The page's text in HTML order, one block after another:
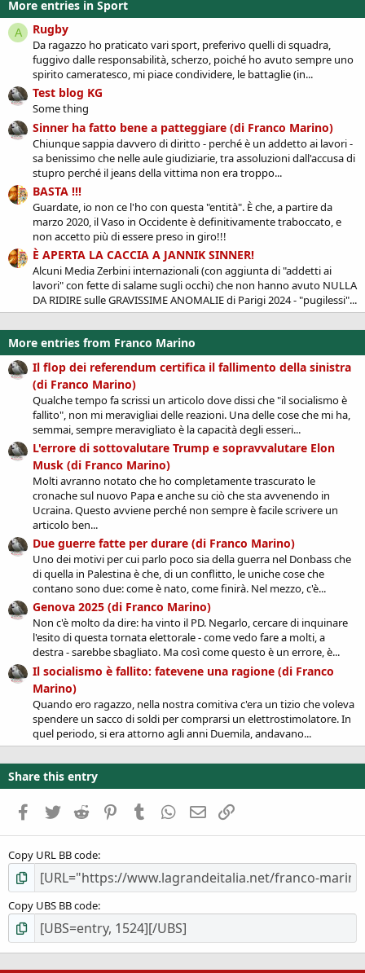
More entries in Sport
A Rugby
Da ragazzo ho praticato vari sport, preferivo quelli di squadra,
fuggivo dalle responsabilità, scherzo, poiché ho avuto sempre uno
spirito cameratesco, mi piace condividere, le battaglie (in...
Test blog KG
Some thing
Sinner ha fatto bene a patteggiare (di Franco Marino)
Chiunque sappia davvero di diritto - perché è un addetto ai lavori -
sa benissimo che nelle aule giudiziarie, tra assoluzioni dall'accusa di
stupro perché il jeans della vittima non era troppo...
BASTA !!!
Guardate, io non ce l'ho con questa "entità". È che, a partire da
marzo 2020, il Vaso in Occidente è definitivamente traboccato, e
non accetto più di essere preso in giro!!!
È APERTA LA CACCIA A JANNIK SINNER!
Alcuni Media Zerbini internazionali (con aggiunta di "addetti ai
lavori" con fette di salame sugli occhi) che non hanno avuto NULLA
DA RIDIRE sulle GRAVISSIME ANOMALIE di Parigi 2024 - "pugilessi"...
More entries from Franco Marino
Il flop dei referendum certifica il fallimento della sinistra
(di Franco Marino)
Qualche tempo fa scrissi un articolo dove dissi che "il socialismo è
fallito", non mi meravigliai delle reazioni. Una delle cose che mi ha,
semmai, sempre meravigliato è la capacità degli esseri...
L'errore di sottovalutare Trump e sopravvalutare Elon
Musk (di Franco Marino)
Molti avranno notato che ho completamente trascurato le
cronache sul nuovo Papa e anche su ciò che sta avvenendo in
Ucraina. Questo avviene perché non sempre è facile scrivere un
articolo ben...
Due guerre fatte per durare (di Franco Marino)
Uno dei motivi per cui parlo poco sia della guerra nel Donbass che
di quella in Palestina è che, di un conflitto, le uniche cose che
contano sono due: come è nato, come finirà. Nel mezzo, c'è...
Genova 2025 (di Franco Marino)
Non c'è molto da dire: ha vinto il PD. Negarlo, cercare di inquinare
l'esito di questa tornata elettorale - come vedo fare a molti, a
destra - sarebbe sbagliato. Ma così come questo è un errore, è...
Il socialismo è fallito: fatevene una ragione (di Franco
Marino)
Quando ero ragazzo, nella nostra comitiva c'era un tizio che voleva
spendere un sacco di soldi per comprarsi un elettrostimolatore. In
quel periodo, si era attorno agli anni Duemila, andavano...
Share this entry
Facebook
Twitter Reddit PinterestTumblr WhatsApp
Email
Copy URL BB code
Copy UBS BB code